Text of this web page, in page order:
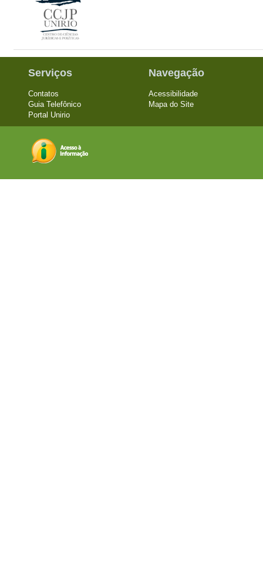
Serviços
Contatos
Guia Telefônico
Portal Unirio
Navegação
Acessibilidade
Mapa do Site